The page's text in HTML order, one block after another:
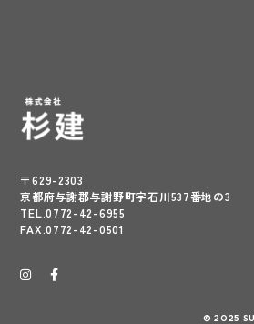
〒629-2303
京都府与謝郡与謝野町字石川537番地の3
TEL.0772-42-6955
FAX.0772-42-0501
© 2025